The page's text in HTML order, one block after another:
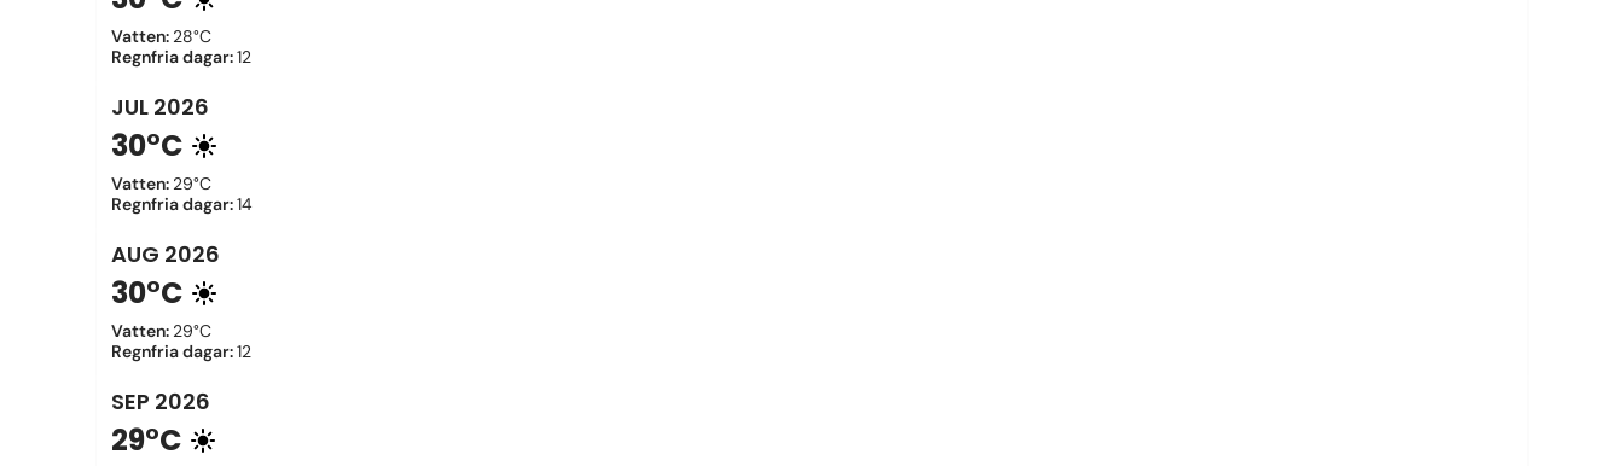
Vatten: 28°C
Regnfria dagar:12
JUL 2026
30°C
Vatten: 29°C
Regnfria dagar:14
AUG 2026
30°C
Vatten: 29°C
Regnfria dagar:12
SEP 2026
29°C